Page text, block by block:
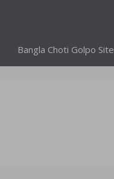
Bangla Choti Golpo Site